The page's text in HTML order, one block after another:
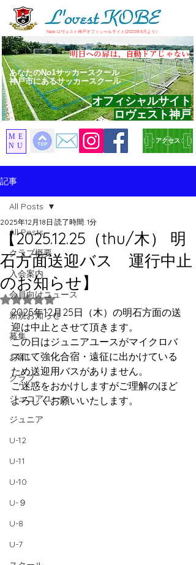
​New ロヴェスト神戸オフィシャルサイト(2023年4月より）
​明日への扉は、自動ドアじゃない
あなたのNo1サッカースクール
神戸市にあるサッカースクール
アクセス
オフィシャルサイト
ロヴェスト神戸
ME
NU
記事
All Posts
クラブ概要
入会案内
会員向けニュース
新規お知らせ
募集
お願い
クラブ
ジュニアユース
ジュニア
U-12
U-11
U-10
U-９
U-8
U-7
All Posts
【2025.12.25（thu/木） 明
石方面送迎バス 運行中止
のお知らせ】
2025年12月18日 読了時間: 1分
5つ星のうちNaNと評価されています。
2025年12月25日（木）の明石方面の送
迎は中止とさせて頂きます。
この日はジュニアユースがマイクロバ
スにて強化合宿・遠征に出かけている
ため送迎用バスがありません。
ご迷惑をおかけしますがご理解のほど
よろしくお願いいたします。